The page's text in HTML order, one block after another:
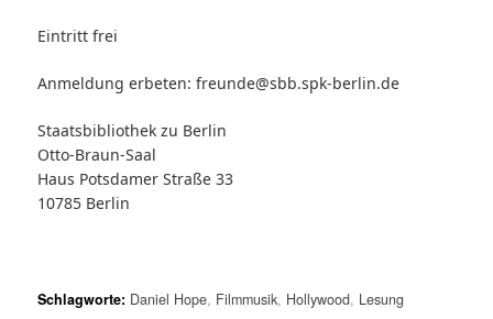
Eintritt frei
Anmeldung erbeten: freunde@sbb.spk-berlin.de
Staatsbibliothek zu Berlin
Otto-Braun-Saal
Haus Potsdamer Straße 33
10785 Berlin
Schlagworte: Daniel Hope, Filmmusik, Hollywood, Lesung